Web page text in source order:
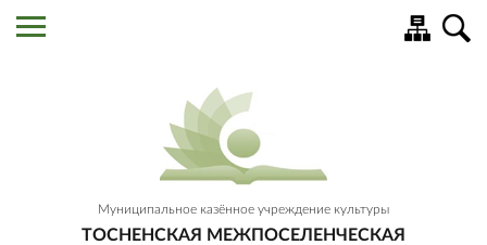
Муниципальное казённое учреждение культуры
ТОСНЕНСКАЯ МЕЖПОСЕЛЕНЧЕСКАЯ